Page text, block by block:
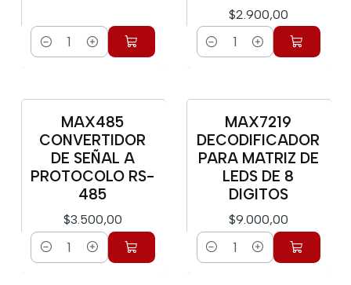
Cantidad
$2.900,00
Cantidad
MAX485
CONVERTIDOR
DE SEÑAL A
PROTOCOLO RS-
485
$3.500,00
Cantidad
MAX7219
DECODIFICADOR
PARA MATRIZ DE
LEDS DE 8
DIGITOS
$9.000,00
Cantidad